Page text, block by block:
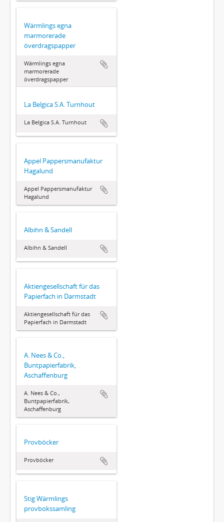
Wärmlings egna
marmorerade
överdragspapper
Wärmlings egna
marmorerade
överdragspapper
La Belgica S.A. Turnhout
La Belgica S.A. Turnhout
Appel Pappersmanufaktur
Hagalund
Appel Pappersmanufaktur
Hagalund
Albihn & Sandell
Albihn & Sandell
Aktiengesellschaft für das
Papierfach in Darmstadt
Aktiengesellschaft für das
Papierfach in Darmstadt
A. Nees & Co.,
Buntpapierfabrik,
Aschaffenburg
A. Nees & Co.,
Buntpapierfabrik,
Aschaffenburg
Provböcker
Provböcker
Stig Wärmlings
provbokssamling